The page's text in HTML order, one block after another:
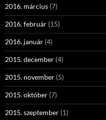
2016. március (7)
2016. február (15)
2016. január (4)
2015. december (4)
2015. november (5)
2015. október (7)
2015. szeptember (1)